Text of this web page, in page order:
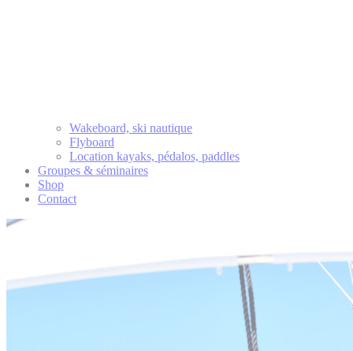
Wakeboard, ski nautique
Flyboard
Location kayaks, pédalos, paddles
Groupes & séminaires
Shop
Contact